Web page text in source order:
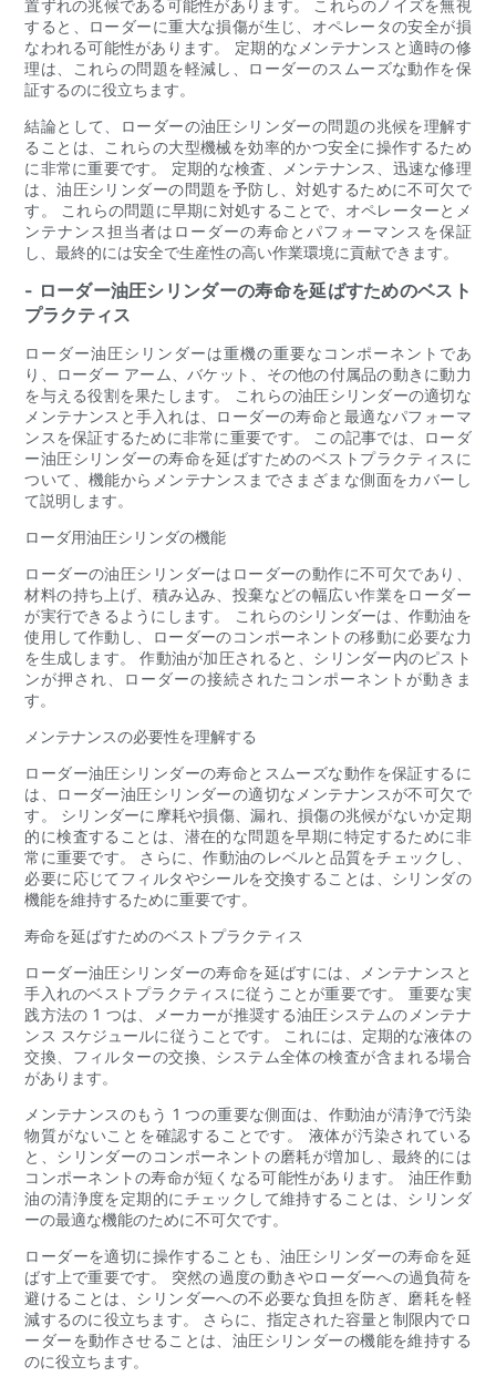
置ずれの兆候である可能性があります。 これらのノイズを無視
すると、ローダーに重大な損傷が生じ、オペレータの安全が損
なわれる可能性があります。 定期的なメンテナンスと適時の修
理は、これらの問題を軽減し、ローダーのスムーズな動作を保
証するのに役立ちます。
結論として、ローダーの油圧シリンダーの問題の兆候を理解す
ることは、これらの大型機械を効率的かつ安全に操作するため
に非常に重要です。 定期的な検査、メンテナンス、迅速な修理
は、油圧シリンダーの問題を予防し、対処するために不可欠で
す。 これらの問題に早期に対処することで、オペレーターとメ
ンテナンス担当者はローダーの寿命とパフォーマンスを保証
し、最終的には安全で生産性の高い作業環境に貢献できます。
- ローダー油圧シリンダーの寿命を延ばすためのベスト
プラクティス
ローダー油圧シリンダーは重機の重要なコンポーネントであ
り、ローダー アーム、バケット、その他の付属品の動きに動力
を与える役割を果たします。 これらの油圧シリンダーの適切な
メンテナンスと手入れは、ローダーの寿命と最適なパフォーマ
ンスを保証するために非常に重要です。 この記事では、ローダ
ー油圧シリンダーの寿命を延ばすためのベストプラクティスに
ついて、機能からメンテナンスまでさまざまな側面をカバーし
て説明します。
ローダ用油圧シリンダの機能
ローダーの油圧シリンダーはローダーの動作に不可欠であり、
材料の持ち上げ、積み込み、投棄などの幅広い作業をローダー
が実行できるようにします。 これらのシリンダーは、作動油を
使用して作動し、ローダーのコンポーネントの移動に必要な力
を生成します。 作動油が加圧されると、シリンダー内のピスト
ンが押され、ローダーの接続されたコンポーネントが動きま
す。
メンテナンスの必要性を理解する
ローダー油圧シリンダーの寿命とスムーズな動作を保証するに
は、ローダー油圧シリンダーの適切なメンテナンスが不可欠で
す。 シリンダーに摩耗や損傷、漏れ、損傷の兆候がないか定期
的に検査することは、潜在的な問題を早期に特定するために非
常に重要です。 さらに、作動油のレベルと品質をチェックし、
必要に応じてフィルタやシールを交換することは、シリンダの
機能を維持するために重要です。
寿命を延ばすためのベストプラクティス
ローダー油圧シリンダーの寿命を延ばすには、メンテナンスと
手入れのベストプラクティスに従うことが重要です。 重要な実
践方法の 1 つは、メーカーが推奨する油圧システムのメンテナ
ンス スケジュールに従うことです。 これには、定期的な液体の
交換、フィルターの交換、システム全体の検査が含まれる場合
があります。
メンテナンスのもう 1 つの重要な側面は、作動油が清浄で汚染
物質がないことを確認することです。 液体が汚染されている
と、シリンダーのコンポーネントの磨耗が増加し、最終的には
コンポーネントの寿命が短くなる可能性があります。 油圧作動
油の清浄度を定期的にチェックして維持することは、シリンダ
ーの最適な機能のために不可欠です。
ローダーを適切に操作することも、油圧シリンダーの寿命を延
ばす上で重要です。 突然の過度の動きやローダーへの過負荷を
避けることは、シリンダーへの不必要な負担を防ぎ、磨耗を軽
減するのに役立ちます。 さらに、指定された容量と制限内でロ
ーダーを動作させることは、油圧シリンダーの機能を維持する
のに役立ちます。